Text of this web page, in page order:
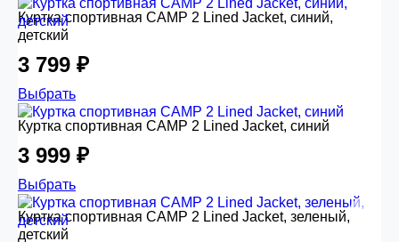
Куртка спортивная CAMP 2 Lined Jacket, синий,
детский
3 799 ₽
Выбрать
Куртка спортивная CAMP 2 Lined Jacket, синий
3 999 ₽
Выбрать
Куртка спортивная CAMP 2 Lined Jacket, зеленый,
детский